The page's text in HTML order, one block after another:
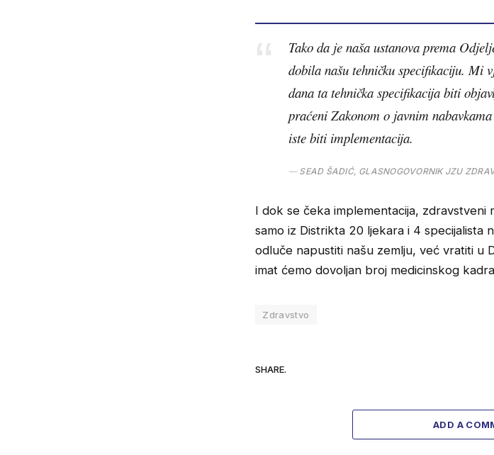
Tako da je naša ustanova prema
dobila našu tehničku specifikaciju. Mi
dana ta tehnička specifikacija biti
praćeni Zakonom o javnim
iste biti implementacija.
SEAD ŠADIĆ, GLASNOGOVORNIK JZU
I dok se čeka implementacija, zdravstveni
samo iz Distrikta 20 ljekara i 4 specijalista
odluče napustiti našu zemlju, već vratiti u
imat ćemo dovoljan broj medicinskog
Zdravstvo
SHARE.
ADD A